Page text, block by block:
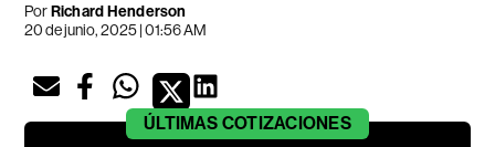
PorRichard Henderson
20 de junio, 2025 | 01:56 AM
ÚLTIMAS COTIZACIONES